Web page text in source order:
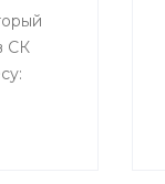
СК